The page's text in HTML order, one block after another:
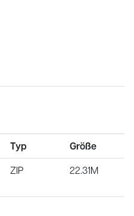
Typ Größe
ZIP 22.31M